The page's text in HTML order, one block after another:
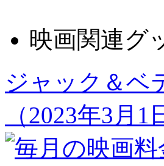
映画関連グ
ジャック＆ベ
（2023年3月